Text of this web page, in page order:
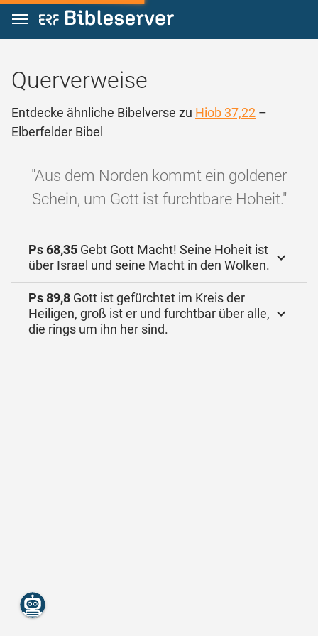
Zum Inhalt springen
Querverweise
Entdecke ähnliche Bibelverse zu Hiob 37,22 –
Elberfelder Bibel
"Aus dem Norden kommt ein goldener
Schein, um Gott ist furchtbare Hoheit."
Ps 68,35 Gebt Gott Macht! Seine Hoheit ist
über Israel und seine Macht in den Wolken.
Ps 89,8 Gott ist gefürchtet im Kreis der
Heiligen, groß ist er und furchtbar über alle,
die rings um ihn her sind.